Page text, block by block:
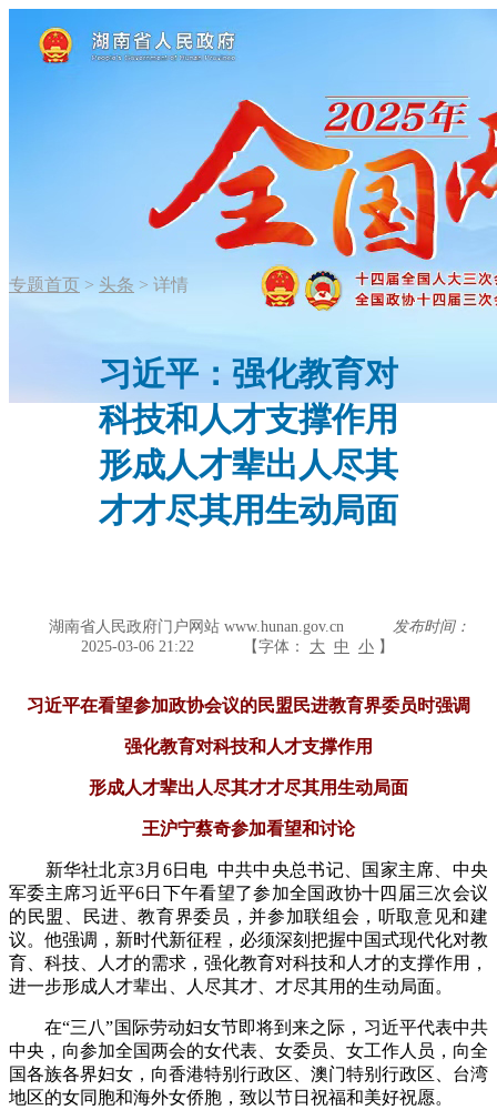
专题首页 > 头条 > 详情
习近平：强化教育对
科技和人才支撑作用
形成人才辈出人尽其
才才尽其用生动局面
湖南省人民政府门户网站 www.hunan.gov.cn
发布时间：
2025-03-06 21:22
【字体： 大 中 小 】
习近平在看望参加政协会议的民盟民进教育界委员时强调
强化教育对科技和人才支撑作用
形成人才辈出人尽其才才尽其用生动局面
王沪宁蔡奇参加看望和讨论
新华社北京3月6日电 中共中央总书记、国家主席、中央
军委主席习近平6日下午看望了参加全国政协十四届三次会议
的民盟、民进、教育界委员，并参加联组会，听取意见和建
议。他强调，新时代新征程，必须深刻把握中国式现代化对教
育、科技、人才的需求，强化教育对科技和人才的支撑作用，
进一步形成人才辈出、人尽其才、才尽其用的生动局面。
在“三八”国际劳动妇女节即将到来之际，习近平代表中共
中央，向参加全国两会的女代表、女委员、女工作人员，向全
国各族各界妇女，向香港特别行政区、澳门特别行政区、台湾
地区的女同胞和海外女侨胞，致以节日祝福和美好祝愿。